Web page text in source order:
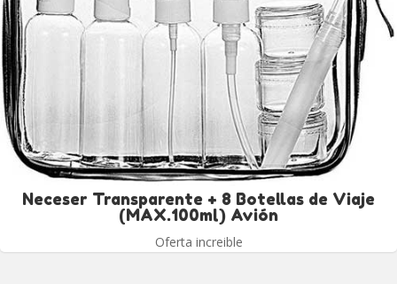
Neceser Transparente + 8 Botellas de Viaje
(MAX.100ml) Avión
Oferta increible